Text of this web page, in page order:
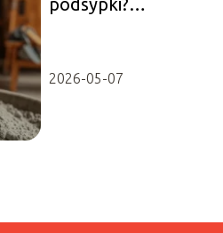
2026-05-07